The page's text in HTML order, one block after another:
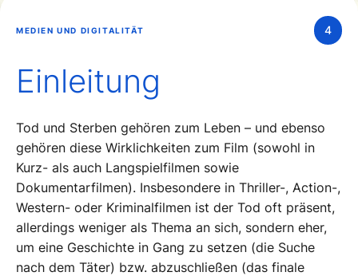
MEDIEN UND DIGITALITÄT 4
Einleitung
Tod und Sterben gehören zum Leben – und ebenso
gehören diese Wirklichkeiten zum Film (sowohl in
Kurz- als auch Langspielfilmen sowie
Dokumentarfilmen). Insbesondere in Thriller-, Action-,
Western- oder Kriminalfilmen ist der Tod oft präsent,
allerdings weniger als Thema an sich, sondern eher,
um eine Geschichte in Gang zu setzen (die Suche
nach dem Täter) bzw. abzuschließen (das finale